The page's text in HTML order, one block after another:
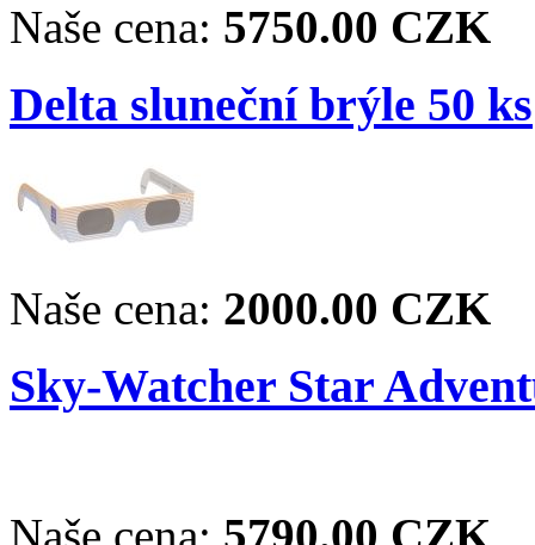
Naše cena: 5750.00 CZK
Delta sluneční brýle 50 ks
Naše cena: 2000.00 CZK
Sky-Watcher Star